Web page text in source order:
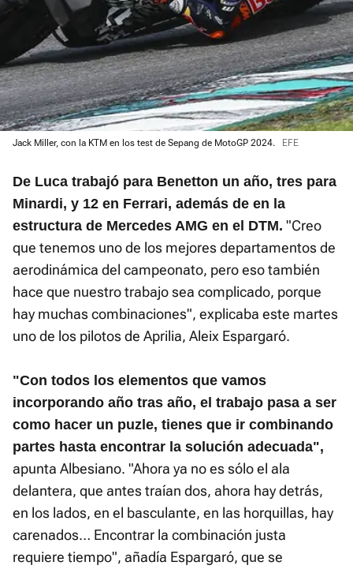
Jack Miller, con la KTM en los test de Sepang de MotoGP 2024. EFE
De Luca trabajó para Benetton un año, tres para
Minardi, y 12 en Ferrari, además de en la
estructura de Mercedes AMG en el DTM. "Creo
que tenemos uno de los mejores departamentos de
aerodinámica del campeonato, pero eso también
hace que nuestro trabajo sea complicado, porque
hay muchas combinaciones", explicaba este martes
uno de los pilotos de Aprilia, Aleix Espargaró.
"Con todos los elementos que vamos
incorporando año tras año, el trabajo pasa a ser
como hacer un puzle, tienes que ir combinando
partes hasta encontrar la solución adecuada",
apunta Albesiano. "Ahora ya no es sólo el ala
delantera, que antes traían dos, ahora hay detrás,
en los lados, en el basculante, en las horquillas, hay
carenados… Encontrar la combinación justa
requiere tiempo", añadía Espargaró, que se